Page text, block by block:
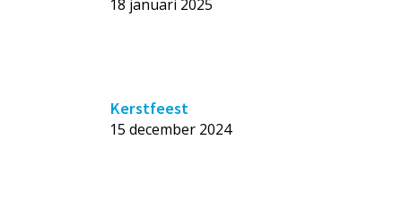
18 januari 2025
Kerstfeest
15 december 2024